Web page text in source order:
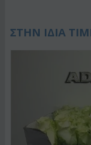
ΣΤΗΝ ΙΔΙΑ